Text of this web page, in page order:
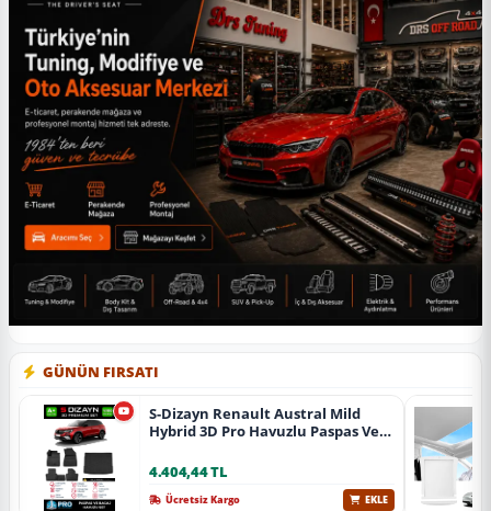
GÜNÜN FIRSATI
S-Dizayn Renault Austral Mild
Hybrid 3D Pro Havuzlu Paspas Ve
Üzeri A+ Kalite
4.404,44 TL
Ücretsiz Kargo EKLE